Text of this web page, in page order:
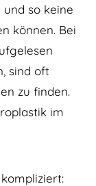
und so keine
können. Bei
sind oft
zu finden.
im